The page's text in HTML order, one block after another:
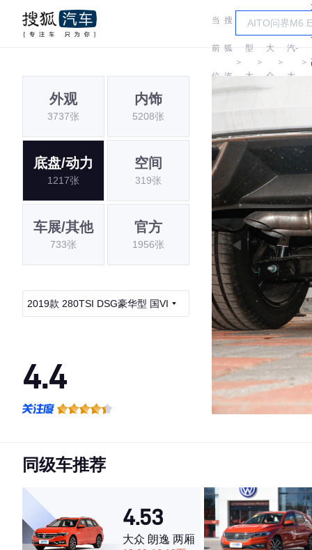
当
前
位
搜
狐
汽
＞
车
型
大
＞
大
众
＞
一
汽-
大
＞
外观
3737张
内饰
5208张
底盘/动力
1217张
空间
319张
车展/其他
733张
官方
1956张
2019款 280TSI DSG豪华型 国VI
4.4
·空间表现一般，低于82%同级车
同级车推荐
4.53
大众 朗逸 两厢